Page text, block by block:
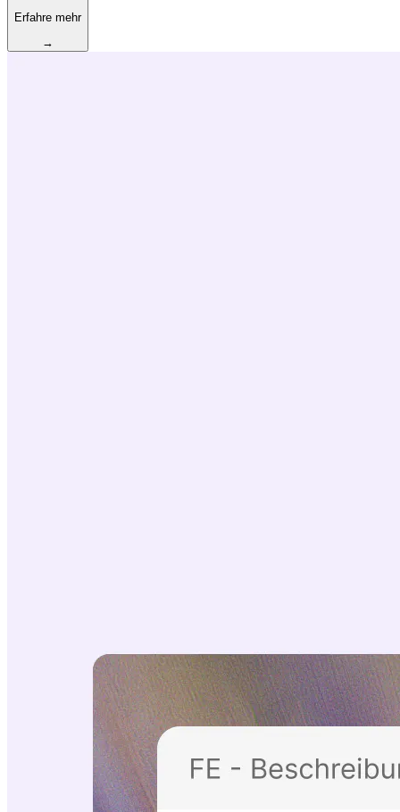
Erfahre mehr
→